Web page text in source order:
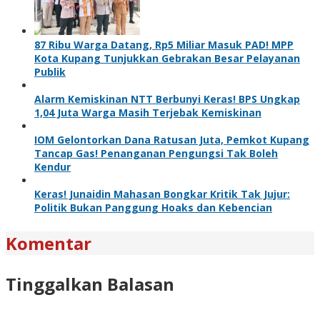
87 Ribu Warga Datang, Rp5 Miliar Masuk PAD! MPP
Kota Kupang Tunjukkan Gebrakan Besar Pelayanan
Publik
Alarm Kemiskinan NTT Berbunyi Keras! BPS Ungkap
1,04 Juta Warga Masih Terjebak Kemiskinan
IOM Gelontorkan Dana Ratusan Juta, Pemkot Kupang
Tancap Gas! Penanganan Pengungsi Tak Boleh
Kendur
Keras! Junaidin Mahasan Bongkar Kritik Tak Jujur:
Politik Bukan Panggung Hoaks dan Kebencian
Komentar
Tinggalkan Balasan